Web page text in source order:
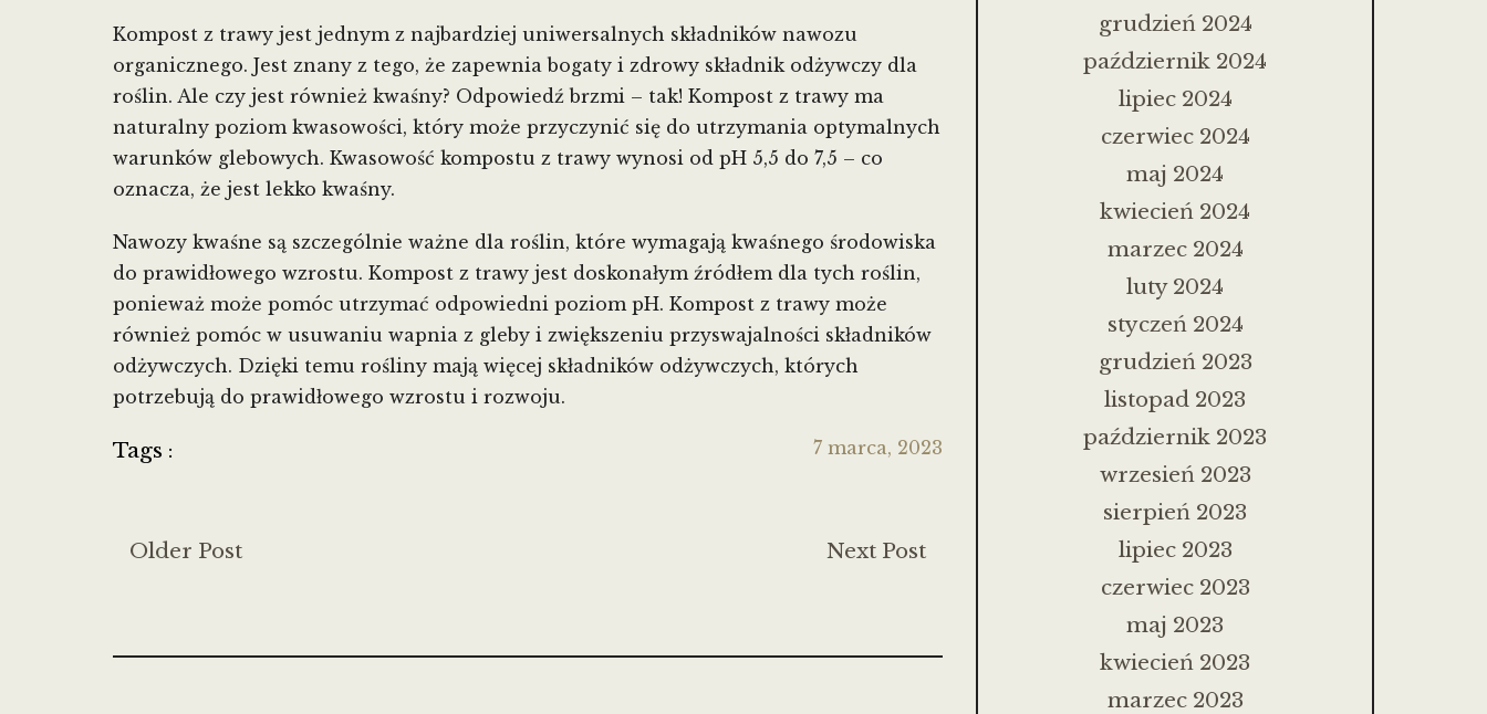
Kompost z trawy jest jednym z najbardziej uniwersalnych składników nawozu
organicznego. Jest znany z tego, że zapewnia bogaty i zdrowy składnik odżywczy dla
roślin. Ale czy jest również kwaśny? Odpowiedź brzmi – tak! Kompost z trawy ma
naturalny poziom kwasowości, który może przyczynić się do utrzymania optymalnych
warunków glebowych. Kwasowość kompostu z trawy wynosi od pH 5,5 do 7,5 – co
oznacza, że jest lekko kwaśny.
Nawozy kwaśne są szczególnie ważne dla roślin, które wymagają kwaśnego środowiska
do prawidłowego wzrostu. Kompost z trawy jest doskonałym źródłem dla tych roślin,
ponieważ może pomóc utrzymać odpowiedni poziom pH. Kompost z trawy może
również pomóc w usuwaniu wapnia z gleby i zwiększeniu przyswajalności składników
odżywczych. Dzięki temu rośliny mają więcej składników odżywczych, których
potrzebują do prawidłowego wzrostu i rozwoju.
Tags : 7 marca, 2023
Older Post Next Post
grudzień 2024
październik 2024
lipiec 2024
czerwiec 2024
maj 2024
kwiecień 2024
marzec 2024
luty 2024
styczeń 2024
grudzień 2023
listopad 2023
październik 2023
wrzesień 2023
sierpień 2023
lipiec 2023
czerwiec 2023
maj 2023
kwiecień 2023
marzec 2023